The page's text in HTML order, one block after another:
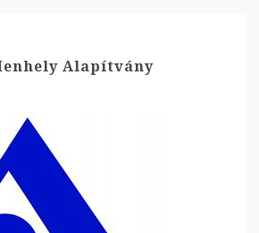
Alapítvány